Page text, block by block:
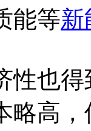
能等新
性也
略高